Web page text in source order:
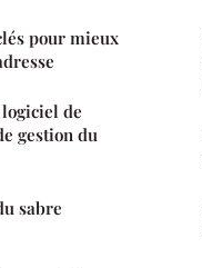
pour mieux
de
gestion du
sabre